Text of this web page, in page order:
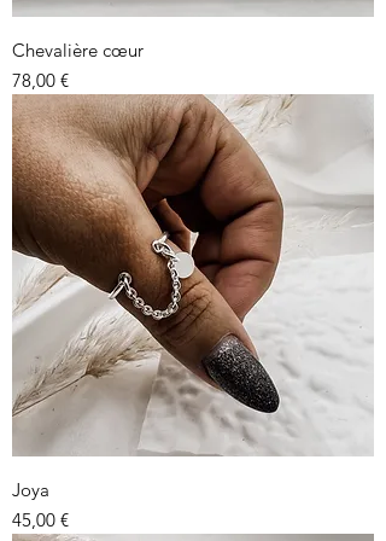
Chevalière cœur
Prix
78,00 €
Joya
Prix
45,00 €